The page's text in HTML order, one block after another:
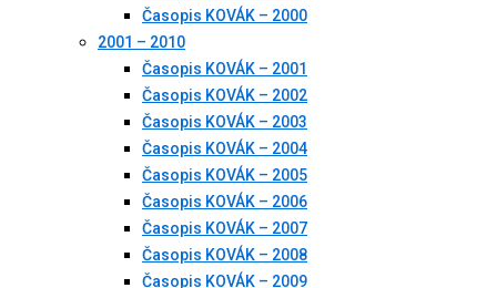
Časopis KOVÁK – 2000
2001 – 2010
Časopis KOVÁK – 2001
Časopis KOVÁK – 2002
Časopis KOVÁK – 2003
Časopis KOVÁK – 2004
Časopis KOVÁK – 2005
Časopis KOVÁK – 2006
Časopis KOVÁK – 2007
Časopis KOVÁK – 2008
Časopis KOVÁK – 2009